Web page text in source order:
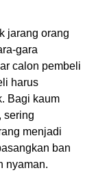
jarang orang
gara
calon pembeli
harus
Bagi kaum
sering
menjadi
ban
nyaman.